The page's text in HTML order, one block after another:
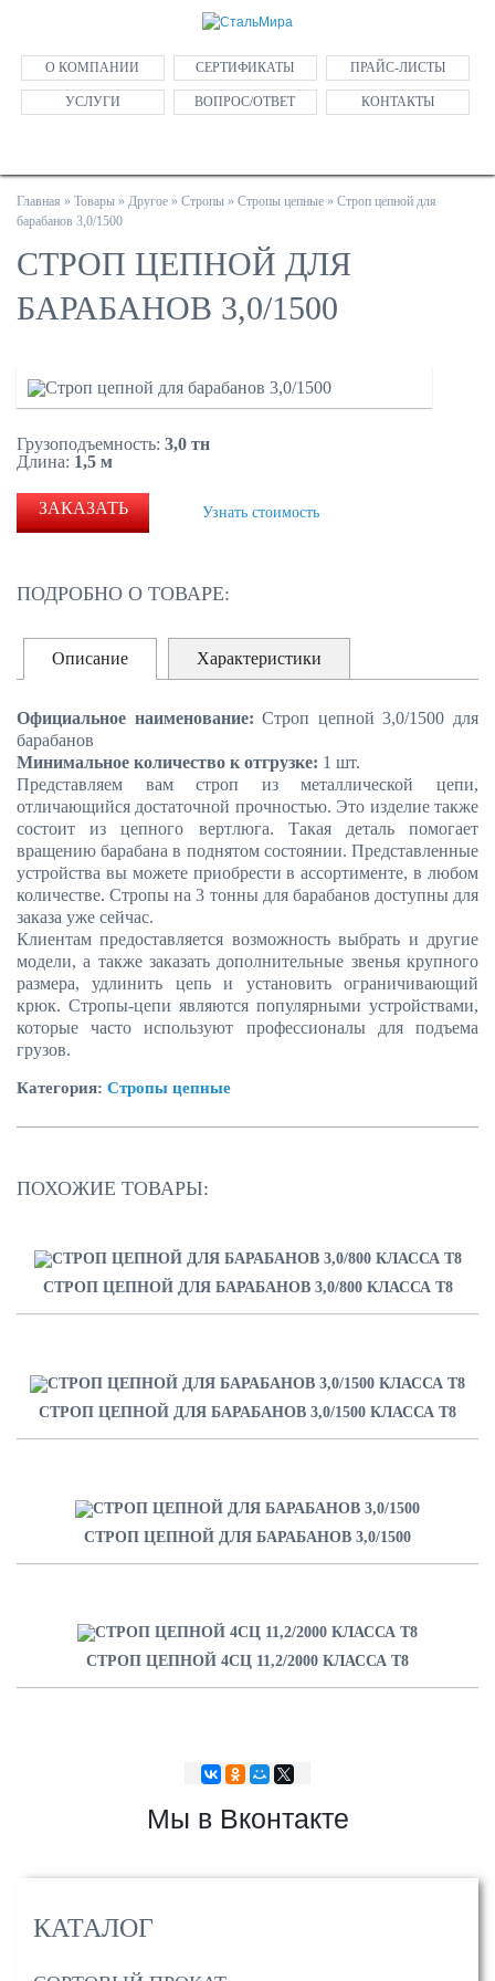
О КОМПАНИИ СЕРТИФИКАТЫ ПРАЙС-ЛИСТЫ
УСЛУГИ ВОПРОС/ОТВЕТ КОНТАКТЫ
КАТАЛОГ
Главная » Товары » Другое » Стропы » Стропы цепные » Строп цепной для
барабанов 3,0/1500
СТРОП ЦЕПНОЙ ДЛЯ
БАРАБАНОВ 3,0/1500
Грузоподъемность: 3,0 тн
Длина: 1,5 м
ЗАКАЗАТЬ Узнать стоимость
ПОДРОБНО О ТОВАРЕ:
Описание Характеристики
Официальное наименование:Строп цепной 3,0/1500 для
барабанов
Минимальное количество к отгрузке: 1 шт.
Представляем вам строп из металлической цепи,
отличающийся достаточной прочностью. Это изделие также
состоит из цепного вертлюга. Такая деталь помогает
вращению барабана в поднятом состоянии. Представленные
устройства вы можете приобрести в ассортименте, в любом
количестве. Стропы на 3 тонны для барабанов доступны для
заказа уже сейчас.
Клиентам предоставляется возможность выбрать и другие
модели, а также заказать дополнительные звенья крупного
размера, удлинить цепь и установить ограничивающий
крюк. Стропы-цепи являются популярными устройствами,
которые часто используют профессионалы для подъема
грузов.
Категория: Стропы цепные
ПОХОЖИЕ ТОВАРЫ:
СТРОП ЦЕПНОЙ ДЛЯ БАРАБАНОВ 3,0/800 КЛАССА Т8
СТРОП ЦЕПНОЙ ДЛЯ БАРАБАНОВ 3,0/1500 КЛАССА Т8
СТРОП ЦЕПНОЙ ДЛЯ БАРАБАНОВ 3,0/1500
СТРОП ЦЕПНОЙ 4СЦ 11,2/2000 КЛАССА Т8
Мы в Вконтакте